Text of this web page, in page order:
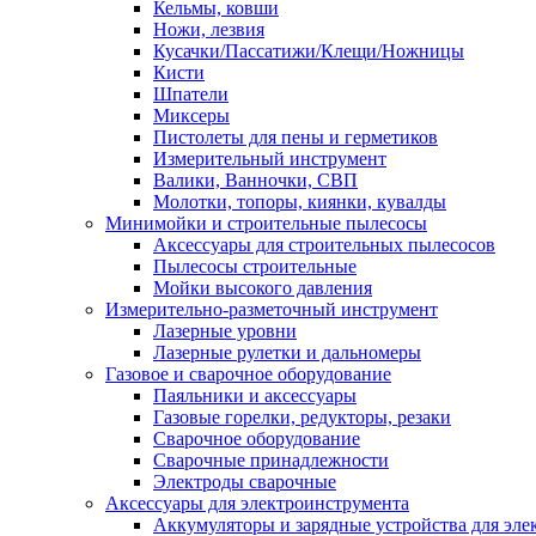
Кельмы, ковши
Ножи, лезвия
Кусачки/Пассатижи/Клещи/Ножницы
Кисти
Шпатели
Миксеры
Пистолеты для пены и герметиков
Измерительный инструмент
Валики, Ванночки, СВП
Молотки, топоры, киянки, кувалды
Минимойки и строительные пылесосы
Аксессуары для строительных пылесосов
Пылесосы строительные
Мойки высокого давления
Измерительно-разметочный инструмент
Лазерные уровни
Лазерные рулетки и дальномеры
Газовое и сварочное оборудование
Паяльники и аксессуары
Газовые горелки, редукторы, резаки
Сварочное оборудование
Сварочные принадлежности
Электроды сварочные
Аксессуары для электроинструмента
Аккумуляторы и зарядные устройства для